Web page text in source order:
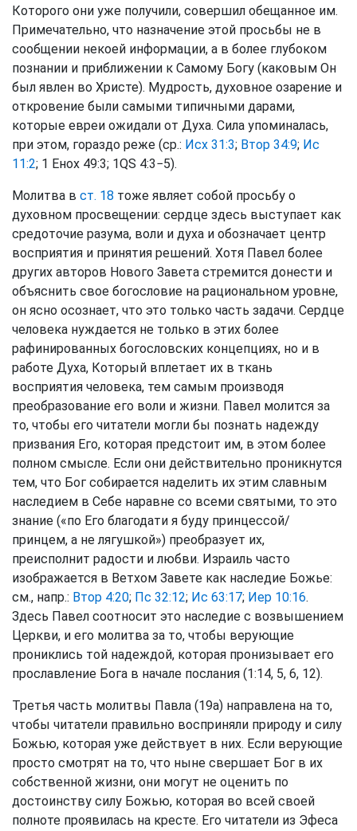
Которого они уже получили, совершил обещанное им.
Примечательно, что назначение этой просьбы не в
сообщении некоей информации, а в более глубоком
познании и приближении к Самому Богу (каковым Он
был явлен во Христе). Мудрость, духовное озарение и
откровение были самыми типичными дарами,
которые евреи ожидали от Духа. Сила упоминалась,
при этом, гораздо реже (ср.: Исх 31:3; Втор 34:9; Ис
11:2; 1 Енох 49:3; 1QS 4:3−5).
Молитва в ст. 18 тоже являет собой просьбу о
духовном просвещении: сердце здесь выступает как
средоточие разума, воли и духа и обозначает центр
восприятия и принятия решений. Хотя Павел более
других авторов Нового Завета стремится донести и
объяснить свое богословие на рациональном уровне,
он ясно осознает, что это только часть задачи. Сердце
человека нуждается не только в этих более
рафинированных богословских концепциях, но и в
работе Духа, Который вплетает их в ткань
восприятия человека, тем самым производя
преобразование его воли и жизни. Павел молится за
то, чтобы его читатели могли бы познать надежду
призвания Его, которая предстоит им, в этом более
полном смысле. Если они действительно проникнутся
тем, что Бог собирается наделить их этим славным
наследием в Себе наравне со всеми святыми, то это
знание («по Его благодати я буду принцессой/
принцем, а не лягушкой») преобразует их,
преисполнит радости и любви. Израиль часто
изображается в Ветхом Завете как наследие Божье:
см., напр.: Втор 4:20; Пс 32:12; Ис 63:17; Иер 10:16.
Здесь Павел соотносит это наследие с возвышением
Церкви, и его молитва за то, чтобы верующие
прониклись той надеждой, которая пронизывает его
прославление Бога в начале послания (1:14, 5, 6, 12).
Третья часть молитвы Павла (19а) направлена на то,
чтобы читатели правильно восприняли природу и силу
Божью, которая уже действует в них. Если верующие
просто смотрят на то, что ныне свершает Бог в их
собственной жизни, они могут не оценить по
достоинству силу Божью, которая во всей своей
полноте проявилась на кресте. Его читатели из Эфеса